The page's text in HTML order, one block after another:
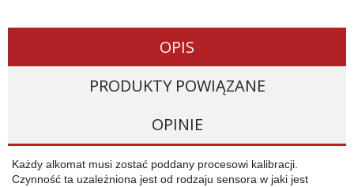
OPIS
PRODUKTY POWIĄZANE
OPINIE
Każdy alkomat musi zostać poddany procesowi kalibracji.
Czynność ta uzależniona jest od rodzaju sensora w jaki jest